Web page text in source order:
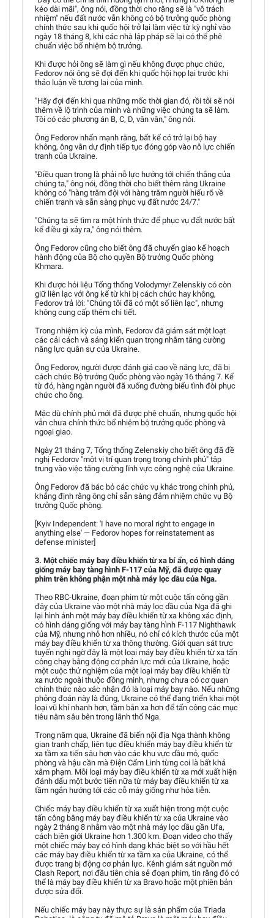
kéo dài mãi", ông nói, đồng thời cho rằng sẽ là "vô trách
nhiệm" nếu đất nước vẫn không có bộ trưởng quốc phòng
chính thức sau khi quốc hội trở lại làm việc từ kỳ nghỉ vào
ngày 18 tháng 8, khi các nhà lập pháp sẽ lại có thể phê
chuẩn việc bổ nhiệm bộ trưởng.
Khi được hỏi ông sẽ làm gì nếu không được phục chức,
Fedorov nói ông sẽ đợi đến khi quốc hội họp lại trước khi
thảo luận về tương lai của mình.
"Hãy đợi đến khi qua những mốc thời gian đó, rồi tôi sẽ nói
thêm về lộ trình của mình và những việc chúng ta sẽ làm.
Tôi có các phương án B, C, D, vân vân," ông nói.
Ông Fedorov nhấn mạnh rằng, bất kể có trở lại bộ hay
không, ông vẫn dự định tiếp tục đóng góp vào nỗ lực chiến
tranh của Ukraine.
"Điều quan trọng là phải nỗ lực hướng tới chiến thắng của
chúng ta," ông nói, đồng thời cho biết thêm rằng Ukraine
không có "hàng trăm đội với hàng trăm người hiểu rõ về
chiến tranh và sẵn sàng phục vụ đất nước 24/7."
"Chúng ta sẽ tìm ra một hình thức để phục vụ đất nước bất
kể điều gì xảy ra," ông nói thêm.
Ông Fedorov cũng cho biết ông đã chuyển giao kế hoạch
hành động của Bộ cho quyền Bộ trưởng Quốc phòng
Khmara.
Khi được hỏi liệu Tổng thống Volodymyr Zelenskiy có còn
giữ liên lạc với ông kể từ khi bị cách chức hay không,
Fedorov trả lời: "Chúng tôi đã có một số liên lạc", nhưng
không cung cấp thêm chi tiết.
Trong nhiệm kỳ của mình, Fedorov đã giám sát một loạt
các cải cách và sáng kiến quan trọng nhằm tăng cường
năng lực quân sự của Ukraine.
Ông Fedorov, người được đánh giá cao về năng lực, đã bị
cách chức Bộ trưởng Quốc phòng vào ngày 16 tháng 7. Kể
từ đó, hàng ngàn người đã xuống đường biểu tình đòi phục
chức cho ông.
Mặc dù chính phủ mới đã được phê chuẩn, nhưng quốc hội
vẫn chưa chính thức bổ nhiệm bộ trưởng quốc phòng và
ngoại giao.
Ngày 21 tháng 7, Tổng thống Zelenskiy cho biết ông đã đề
nghị Fedorov "một vị trí quan trọng trong chính phủ" tập
trung vào việc tăng cường lĩnh vực công nghệ của Ukraine.
Ông Fedorov đã bác bỏ các chức vụ khác trong chính phủ,
khẳng định rằng ông chỉ sẵn sàng đảm nhiệm chức vụ Bộ
trưởng Quốc phòng.
[Kyiv Independent: 'I have no moral right to engage in
anything else' — Fedorov hopes for reinstatement as
defense minister]
3. Một chiếc máy bay điều khiển từ xa bí ẩn, có hình dáng
giống máy bay tàng hình F-117 của Mỹ, đã được quay
phim trên không phận một nhà máy lọc dầu của Nga.
Theo RBC-Ukraine, đoạn phim từ một cuộc tấn công gần
đây của Ukraine vào một nhà máy lọc dầu của Nga đã ghi
lại hình ảnh một máy bay điều khiển từ xa không xác định,
có hình dáng giống với máy bay tàng hình F-117 Nighthawk
của Mỹ, nhưng nhỏ hơn nhiều, nó chỉ có kích thước của một
máy bay điều khiển từ xa thông thường. Giới quan sát trực
tuyến nghi ngờ đây là một loại máy bay điều khiển từ xa tấn
công chạy bằng động cơ phản lực mới của Ukraine, hoặc
một cuộc thử nghiệm của một loại máy bay điều khiển từ
xa nước ngoài thuộc đồng minh, nhưng chưa có cơ quan
chính thức nào xác nhận đó là loại máy bay nào. Nếu những
phỏng đoán này là đúng, Ukraine có thể đang triển khai một
loại vũ khí nhanh hơn, tầm bắn xa hơn để tấn công các mục
tiêu nằm sâu bên trong lãnh thổ Nga.
Trong năm qua, Ukraine đã biến nội địa Nga thành không
gian tranh chấp, liên tục điều khiển máy bay điều khiển từ
xa tầm xa tiến sâu hơn vào các khu vực dầu mỏ, quốc
phòng và hậu cần mà Điện Cẩm Linh từng coi là bất khả
xâm phạm. Mỗi loại máy bay điều khiển từ xa mới xuất hiện
đánh dấu một bước tiến nữa từ máy bay điều khiển từ xa
tầm ngắn hướng tới các cỗ máy giống như hỏa tiễn.
Chiếc máy bay điều khiển từ xa xuất hiện trong một cuộc
tấn công bằng máy bay điều khiển từ xa của Ukraine vào
ngày 2 tháng 8 nhằm vào một nhà máy lọc dầu gần Ufa,
cách biên giới Ukraine hơn 1.300 km. Đoạn video cho thấy
một chiếc máy bay có hình dạng khác biệt so với hầu hết
các máy bay điều khiển từ xa tầm xa của Ukraine, có thể
được trang bị động cơ phản lực. Kênh giám sát nguồn mở
Clash Report, nơi đầu tiên chia sẻ đoạn phim, tin rằng đó có
thể là máy bay điều khiển từ xa Bravo hoặc một phiên bản
được sửa đổi.
Nếu chiếc máy bay này thực sự là sản phẩm của Triada